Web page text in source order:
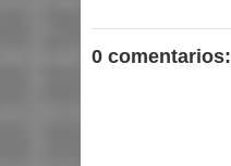
0 comentarios: